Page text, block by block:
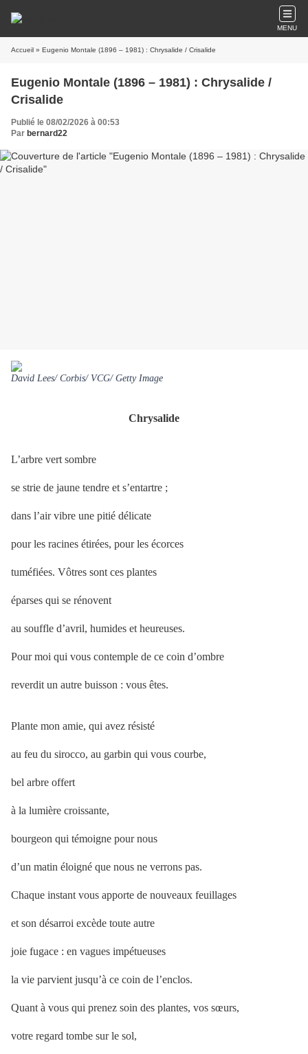
MENU
Accueil » Eugenio Montale (1896 – 1981) : Chrysalide / Crisalide
Eugenio Montale (1896 – 1981) : Chrysalide /
Crisalide
Publié le 08/02/2026 à 00:53
Par bernard22
David Lees/ Corbis/ VCG/ Getty Image
Chrysalide
L’arbre vert sombre
se strie de jaune tendre et s’entartre ;
dans l’air vibre une pitié délicate
pour les racines étirées, pour les écorces
tuméfiées. Vôtres sont ces plantes
éparses qui se rénovent
au souffle d’avril, humides et heureuses.
Pour moi qui vous contemple de ce coin d’ombre
reverdit un autre buisson : vous êtes.
Plante mon amie, qui avez résisté
au feu du sirocco, au garbin qui vous courbe,
bel arbre offert
à la lumière croissante,
bourgeon qui témoigne pour nous
d’un matin éloigné que nous ne verrons pas.
Chaque instant vous apporte de nouveaux feuillages
et son désarroi excède toute autre
joie fugace : en vagues impétueuses
la vie parvient jusqu’à ce coin de l’enclos.
Quant à vous qui prenez soin des plantes, vos sœurs,
votre regard tombe sur le sol,